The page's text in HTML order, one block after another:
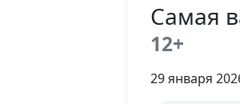
Самая
12+
29 января